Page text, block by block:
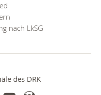
nach LkSG
des DRK